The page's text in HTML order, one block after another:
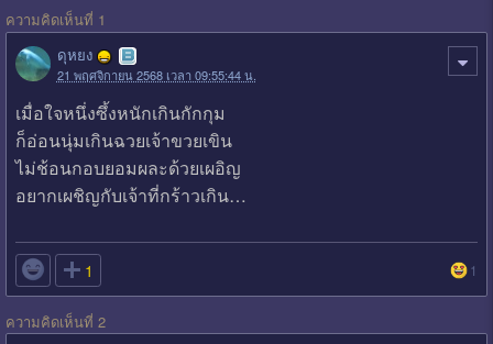
ความคิดเห็นที่ 1
ดุหยง
21 พฤศจิกายน 2568 เวลา 09:55:44 น.
เมื่อใจหนึ่งซึ้งหนักเกินกักกุม
ก็อ่อนนุ่มเกินฉวยเจ้าขวยเขิน
ไม่ช้อนกอบยอมผละด้วยเผอิญ
อยากเผชิญกับเจ้าที่กร้าวเกิน…
 1 1
ความคิดเห็นที่ 2